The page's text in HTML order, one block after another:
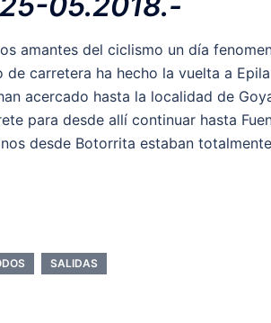
amantes del ciclismo un día
carretera ha hecho la vuelta a
acercado hasta la localidad de
para desde allí continuar hasta
desde Botorrita estaban
SALIDAS